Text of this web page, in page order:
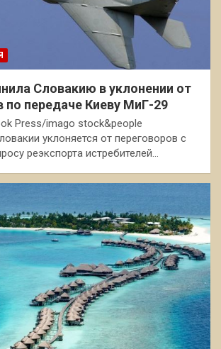
Словакию в уклонении от
по передаче Киеву МиГ-29
Press/imago stock&people
уклоняется от переговоров с
реэкспорта истребителей…